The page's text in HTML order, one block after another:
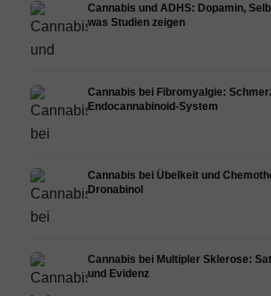
Cannabis und ADHS: Dopamin,
was Studien zeigen
Cannabis bei Fibromyalgie:
Endocannabinoid-System
Cannabis bei Übelkeit und
Dronabinol
Cannabis bei Multipler Sklerose:
und Evidenz